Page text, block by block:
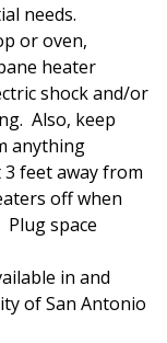
needs.
or oven,
heater
shock and/or
Also, keep
anything
feet away from
off when
space
in and
of San Antonio